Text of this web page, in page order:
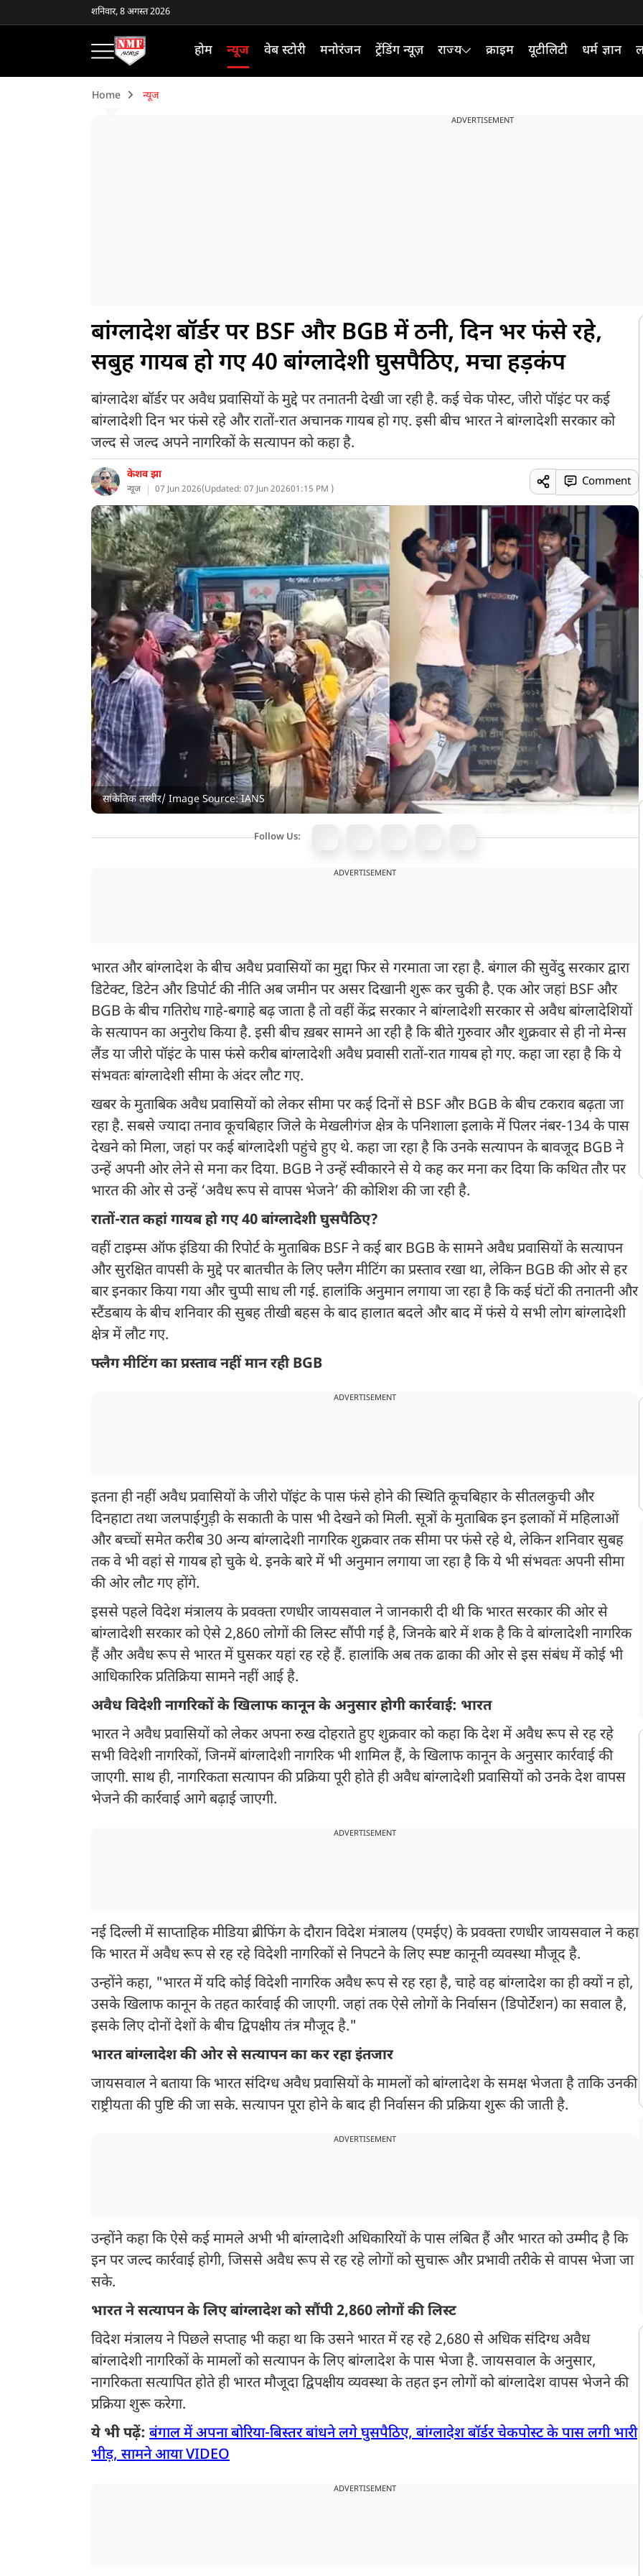
शनिवार, 8 अगस्त 2026
होम न्यूज वेब स्टोरी मनोरंजन ट्रेंडिंग न्यूज़ राज्य क्राइम यूटीलिटी धर्म ज्ञान
Home न्यूज
ADVERTISEMENT
बांग्लादेश बॉर्डर पर BSF और BGB में ठनी, दिन भर फंसे रहे,
सबुह गायब हो गए 40 बांग्लादेशी घुसपैठिए, मचा हड़कंप
बांग्लादेश बॉर्डर पर अवैध प्रवासियों के मुद्दे पर तनातनी देखी जा रही है. कई चेक पोस्ट, जीरो पॉइंट पर कई
बांग्लादेशी दिन भर फंसे रहे और रातों-रात अचानक गायब हो गए. इसी बीच भारत ने बांग्लादेशी सरकार को
जल्द से जल्द अपने नागरिकों के सत्यापन को कहा है.
केशव झा
न्यूज 07 Jun 2026(Updated: 07 Jun 202601:15 PM )
Comment
सांकेतिक तस्वीर/ Image Source: IANS
Follow Us:
ADVERTISEMENT
भारत और बांग्लादेश के बीच अवैध प्रवासियों का मुद्दा फिर से गरमाता जा रहा है. बंगाल की सुवेंदु सरकार द्वारा
डिटेक्ट, डिटेन और डिपोर्ट की नीति अब जमीन पर असर दिखानी शुरू कर चुकी है. एक ओर जहां BSF और
BGB के बीच गतिरोध गाहे-बगाहे बढ़ जाता है तो वहीं केंद्र सरकार ने बांग्लादेशी सरकार से अवैध बांग्लादेशियों
के सत्यापन का अनुरोध किया है. इसी बीच ख़बर सामने आ रही है कि बीते गुरुवार और शुक्रवार से ही नो मेन्स
लैंड या जीरो पॉइंट के पास फंसे करीब बांग्लादेशी अवैध प्रवासी रातों-रात गायब हो गए. कहा जा रहा है कि ये
संभवतः बांग्लादेशी सीमा के अंदर लौट गए.
खबर के मुताबिक अवैध प्रवासियों को लेकर सीमा पर कई दिनों से BSF और BGB के बीच टकराव बढ़ता जा
रहा है. सबसे ज्यादा तनाव कूचबिहार जिले के मेखलीगंज क्षेत्र के पनिशाला इलाके में पिलर नंबर-134 के पास
देखने को मिला, जहां पर कई बांग्लादेशी पहुंचे हुए थे. कहा जा रहा है कि उनके सत्यापन के बावजूद BGB ने
उन्हें अपनी ओर लेने से मना कर दिया. BGB ने उन्हें स्वीकारने से ये कह कर मना कर दिया कि कथित तौर पर
भारत की ओर से उन्हें ‘अवैध रूप से वापस भेजने’ की कोशिश की जा रही है.
रातों-रात कहां गायब हो गए 40 बांग्लादेशी घुसपैठिए?
वहीं टाइम्स ऑफ इंडिया की रिपोर्ट के मुताबिक BSF ने कई बार BGB के सामने अवैध प्रवासियों के सत्यापन
और सुरक्षित वापसी के मुद्दे पर बातचीत के लिए फ्लैग मीटिंग का प्रस्ताव रखा था, लेकिन BGB की ओर से हर
बार इनकार किया गया और चुप्पी साध ली गई. हालांकि अनुमान लगाया जा रहा है कि कई घंटों की तनातनी और
स्टैंडबाय के बीच शनिवार की सुबह तीखी बहस के बाद हालात बदले और बाद में फंसे ये सभी लोग बांग्लादेशी
क्षेत्र में लौट गए.
फ्लैग मीटिंग का प्रस्ताव नहीं मान रही BGB
ADVERTISEMENT
इतना ही नहीं अवैध प्रवासियों के जीरो पॉइंट के पास फंसे होने की स्थिति कूचबिहार के सीतलकुची और
दिनहाटा तथा जलपाईगुड़ी के सकाती के पास भी देखने को मिली. सूत्रों के मुताबिक इन इलाकों में महिलाओं
और बच्चों समेत करीब 30 अन्य बांग्लादेशी नागरिक शुक्रवार तक सीमा पर फंसे रहे थे, लेकिन शनिवार सुबह
तक वे भी वहां से गायब हो चुके थे. इनके बारे में भी अनुमान लगाया जा रहा है कि ये भी संभवतः अपनी सीमा
की ओर लौट गए होंगे.
इससे पहले विदेश मंत्रालय के प्रवक्ता रणधीर जायसवाल ने जानकारी दी थी कि भारत सरकार की ओर से
बांग्लादेशी सरकार को ऐसे 2,860 लोगों की लिस्ट सौंपी गई है, जिनके बारे में शक है कि वे बांग्लादेशी नागरिक
हैं और अवैध रूप से भारत में घुसकर यहां रह रहे हैं. हालांकि अब तक ढाका की ओर से इस संबंध में कोई भी
आधिकारिक प्रतिक्रिया सामने नहीं आई है.
अवैध विदेशी नागरिकों के खिलाफ कानून के अनुसार होगी कार्रवाई: भारत
भारत ने अवैध प्रवासियों को लेकर अपना रुख दोहराते हुए शुक्रवार को कहा कि देश में अवैध रूप से रह रहे
सभी विदेशी नागरिकों, जिनमें बांग्लादेशी नागरिक भी शामिल हैं, के खिलाफ कानून के अनुसार कार्रवाई की
जाएगी. साथ ही, नागरिकता सत्यापन की प्रक्रिया पूरी होते ही अवैध बांग्लादेशी प्रवासियों को उनके देश वापस
भेजने की कार्रवाई आगे बढ़ाई जाएगी.
ADVERTISEMENT
नई दिल्ली में साप्ताहिक मीडिया ब्रीफिंग के दौरान विदेश मंत्रालय (एमईए) के प्रवक्ता रणधीर जायसवाल ने कहा
कि भारत में अवैध रूप से रह रहे विदेशी नागरिकों से निपटने के लिए स्पष्ट कानूनी व्यवस्था मौजूद है.
उन्होंने कहा, "भारत में यदि कोई विदेशी नागरिक अवैध रूप से रह रहा है, चाहे वह बांग्लादेश का ही क्यों न हो,
उसके खिलाफ कानून के तहत कार्रवाई की जाएगी. जहां तक ऐसे लोगों के निर्वासन (डिपोर्टेशन) का सवाल है,
इसके लिए दोनों देशों के बीच द्विपक्षीय तंत्र मौजूद है."
भारत बांग्लादेश की ओर से सत्यापन का कर रहा इंतजार
जायसवाल ने बताया कि भारत संदिग्ध अवैध प्रवासियों के मामलों को बांग्लादेश के समक्ष भेजता है ताकि उनकी
राष्ट्रीयता की पुष्टि की जा सके. सत्यापन पूरा होने के बाद ही निर्वासन की प्रक्रिया शुरू की जाती है.
ADVERTISEMENT
उन्होंने कहा कि ऐसे कई मामले अभी भी बांग्लादेशी अधिकारियों के पास लंबित हैं और भारत को उम्मीद है कि
इन पर जल्द कार्रवाई होगी, जिससे अवैध रूप से रह रहे लोगों को सुचारू और प्रभावी तरीके से वापस भेजा जा
सके.
भारत ने सत्यापन के लिए बांग्लादेश को सौंपी 2,860 लोगों की लिस्ट
विदेश मंत्रालय ने पिछले सप्ताह भी कहा था कि उसने भारत में रह रहे 2,680 से अधिक संदिग्ध अवैध
बांग्लादेशी नागरिकों के मामलों को सत्यापन के लिए बांग्लादेश के पास भेजा है. जायसवाल के अनुसार,
नागरिकता सत्यापित होते ही भारत मौजूदा द्विपक्षीय व्यवस्था के तहत इन लोगों को बांग्लादेश वापस भेजने की
प्रक्रिया शुरू करेगा.
ये भी पढ़ें: बंगाल में अपना बोरिया-बिस्तर बांधने लगे घुसपैठिए, बांग्लादेश बॉर्डर चेकपोस्ट के पास लगी भारी
भीड़, सामने आया VIDEO
ADVERTISEMENT